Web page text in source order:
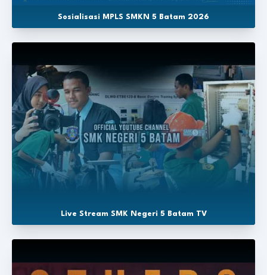
Sosialisasi MPLS SMKN 5 Batam 2026
Live Stream SMK Negeri 5 Batam TV